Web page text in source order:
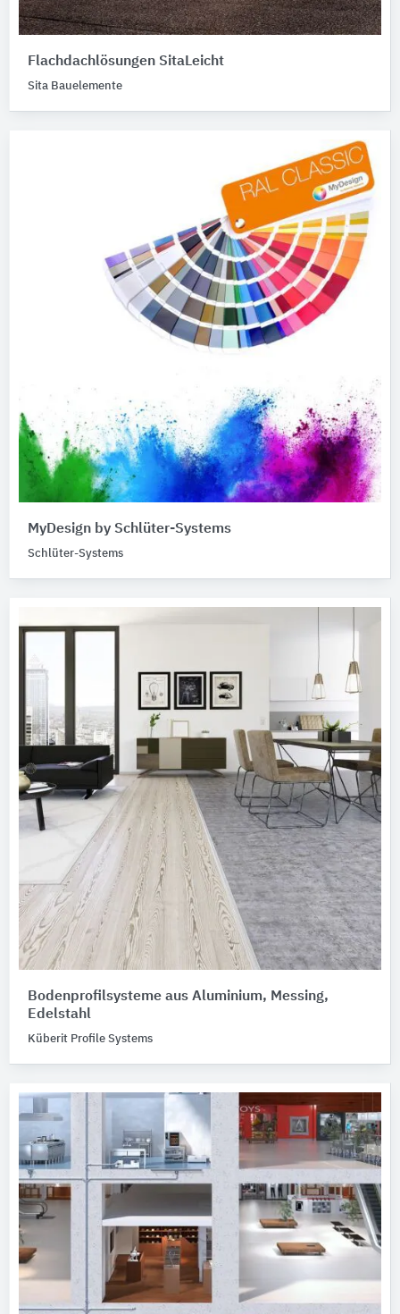
Flachdachlösungen SitaLeicht
Sita Bauelemente
MyDesign by Schlüter-Systems
Schlüter-Systems
Bodenprofilsysteme aus Aluminium, Messing,
Edelstahl
Küberit Profile Systems